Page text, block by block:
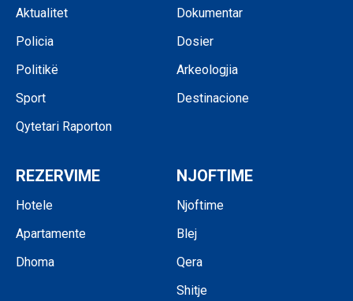
Aktualitet
Policia
Politikë
Sport
Qytetari Raporton
Dokumentar
Dosier
Arkeologjia
Destinacione
REZERVIME
Hotele
Apartamente
Dhoma
NJOFTIME
Njoftime
Blej
Qera
Shitje